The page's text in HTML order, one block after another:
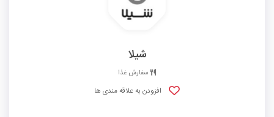
شیلا
سفارش غذا
افزودن به علاقه مندی ها